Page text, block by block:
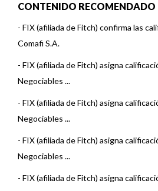
CONTENIDO RECOMENDADO
- FIX (afiliada de Fitch) confirma las
Comafi S.A.
- FIX (afiliada de Fitch) asigna
Negociables ...
- FIX (afiliada de Fitch) asigna
Negociables ...
- FIX (afiliada de Fitch) asigna
Negociables ...
- FIX (afiliada de Fitch) asigna